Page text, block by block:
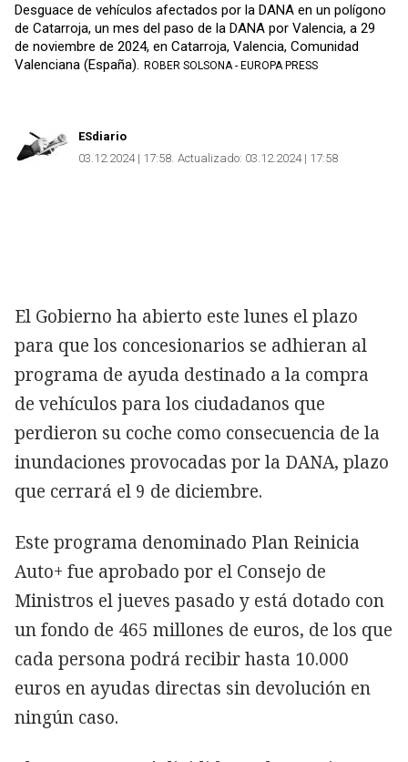
Desguace de vehículos afectados por la DANA en un polígono
de Catarroja, un mes del paso de la DANA por Valencia, a 29
de noviembre de 2024, en Catarroja, Valencia, Comunidad
Valenciana (España). ROBER SOLSONA - EUROPA PRESS
ESdiario
03.12.2024 | 17:58 Actualizado: 03.12.2024 | 17:58
El Gobierno ha abierto este lunes el plazo
para que los concesionarios se adhieran al
programa de ayuda destinado a la compra
de vehículos para los ciudadanos que
perdieron su coche como consecuencia de la
inundaciones provocadas por la DANA, plazo
que cerrará el 9 de diciembre.
Este programa denominado Plan Reinicia
Auto+ fue aprobado por el Consejo de
Ministros el jueves pasado y está dotado con
un fondo de 465 millones de euros, de los que
cada persona podrá recibir hasta 10.000
euros en ayudas directas sin devolución en
ningún caso.